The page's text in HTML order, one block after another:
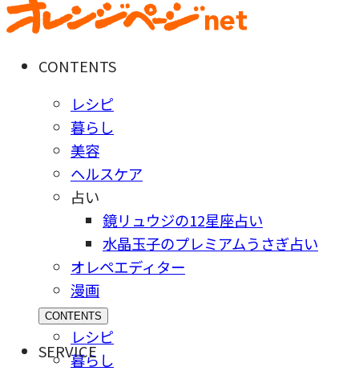
CONTENTS
レシピ
暮らし
美容
ヘルスケア
占い
鏡リュウジの12星座占い
水晶玉子のプレミアムうさぎ占い
オレペエディター
漫画
CONTENTS
レシピ
暮らし
SERVICE